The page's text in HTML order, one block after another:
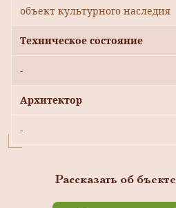
объект культурного наследия
Техническое состояние
-
Архитектор
-
Рассказать об бъекте